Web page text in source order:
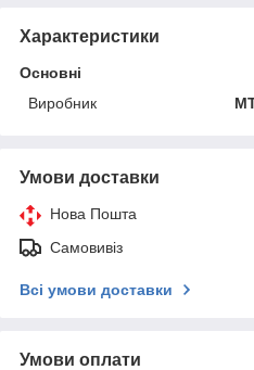
Характеристики
Основні
Виробник
Умови доставки
Нова Пошта
Самовивіз
Всі умови доставки
Умови оплати